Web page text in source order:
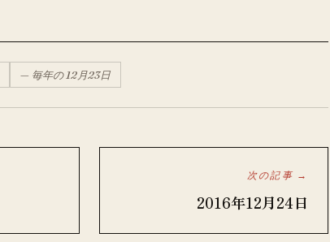
— 毎年の12月23日
次の記事 →
2016年12月24日